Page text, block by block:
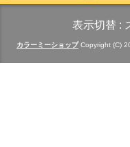
表示切替 :
カラーミーショップCopyright (C)